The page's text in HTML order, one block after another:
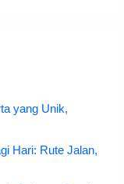
yang Unik,
Hari: Rute Jalan,